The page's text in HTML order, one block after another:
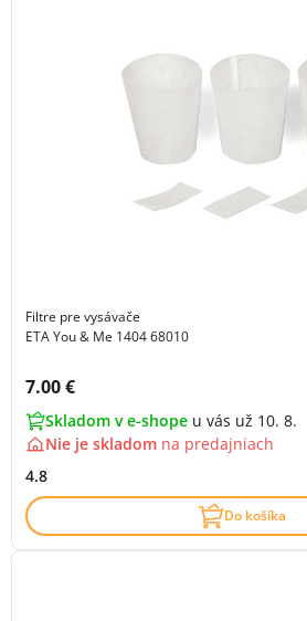
Filtre pre vysávače
ETA You & Me 1404 68010
Cena s DPH:
7.00 €
Skladom v e-shope u vás už 10. 8.
Nie je skladom na predajniach
4.8
Do košíka